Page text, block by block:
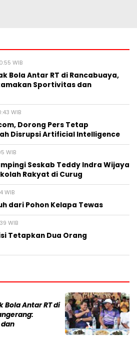
WIB
Bola Antar RT di Rancabuaya,
Sportivitas dan
WIB
Dorong Pers Tetap
Disrupsi Artificial Intelligence
WIB
Seskab Teddy Indra Wijaya
Rakyat di Curug
WIB
dari Pohon Kelapa Tewas
WIB
Tetapkan Dua Orang
Bola Antar RT di